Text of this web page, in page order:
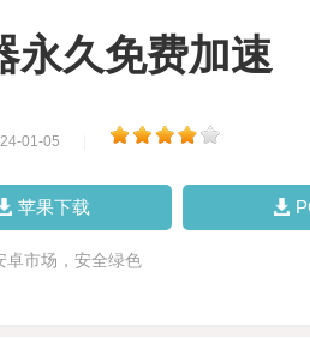
永久免费加速
01-05
苹果下载
卓市场，安全绿色